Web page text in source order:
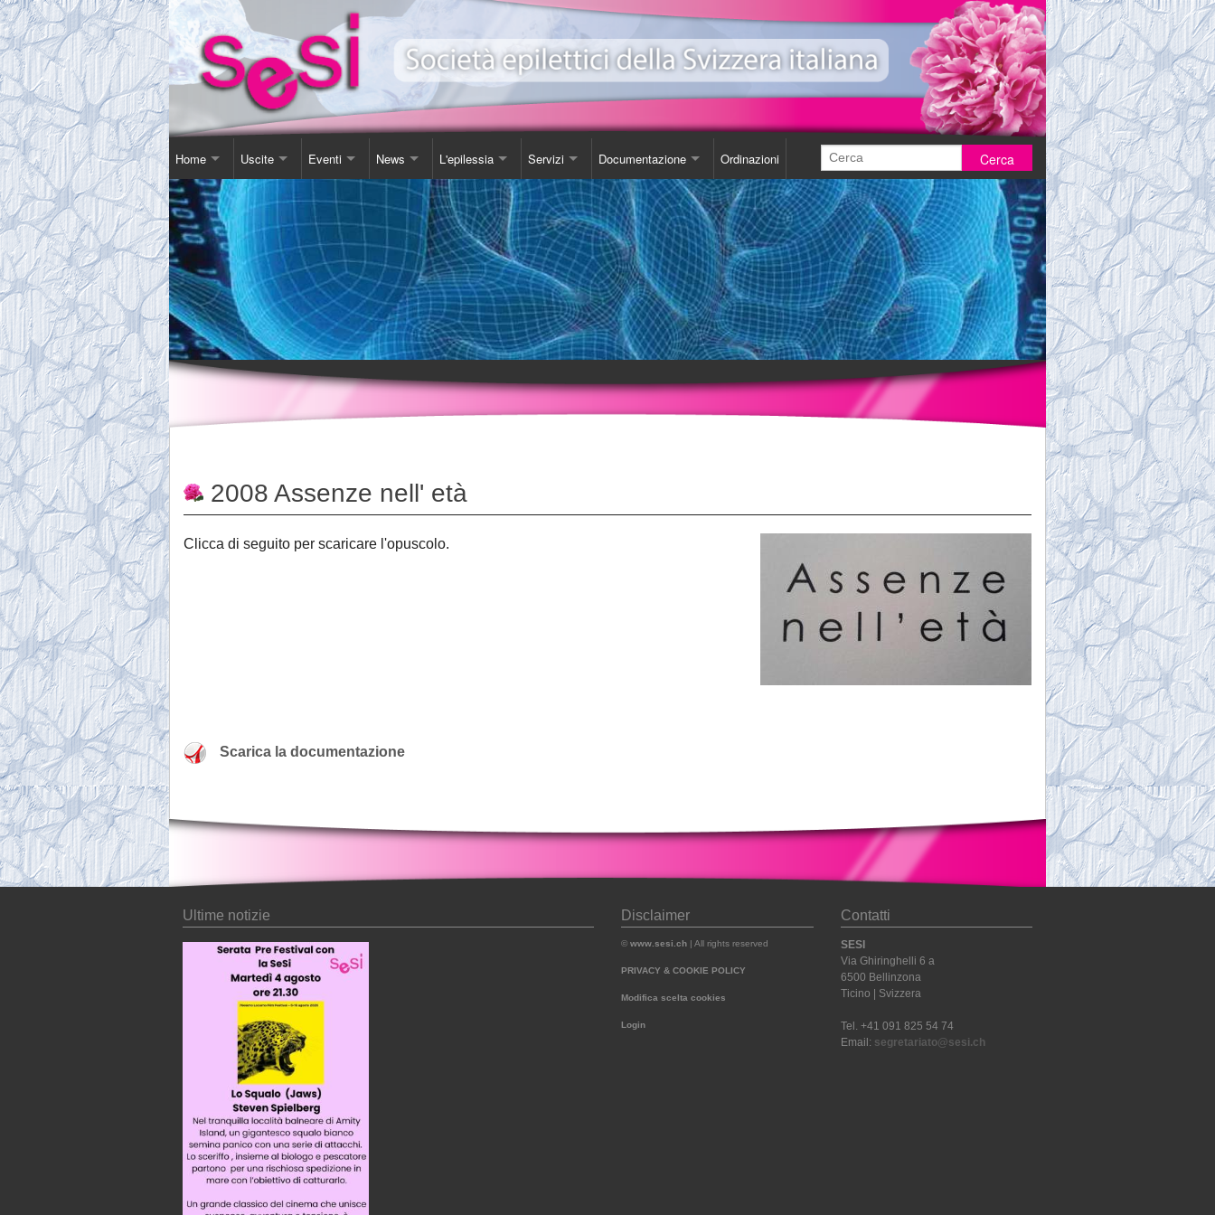
Home
Contatti
Chi Siamo
Comitato
Tassa Sociale
Statuto
Uscite
Corso Soggiorno
Gita Autunnale
Incontri in Piscina
Altro
Eventi
Giornata Inter-Nazionale Epilessia
Corsi e conferenze
Video Presentazione EeXpPiO
Sensibilizzazione
Teatro
News
Comunicazioni
Agenda
Esposizione sull'epilessia
Novita'
L'epilessia
Come Comportarsi
Servizi
Consulenza
Luoghi d'incontro
Biblioteca
Videoteca
Carta SOS
Documentazione
Libro
Studi
DVD
Opuscoli
Ordinazioni
Ordinazioni
2008 Assenze nell' età
Clicca di seguito per scaricare l'opuscolo.
Scarica la documentazione
Ultime notizie Disclaimer
© www.sesi.ch | All rights reserved
PRIVACY & COOKIE POLICY
Modifica scelta cookies
Login
Contatti
SESI
Via Ghiringhelli 6 a
6500 Bellinzona
Ticino | Svizzera
Tel. +41 091 825 54 74
Email: segretariato@sesi.ch